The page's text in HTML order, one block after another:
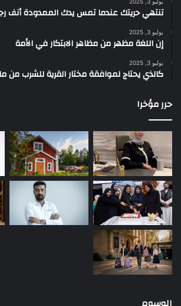
تنتهي حريتك عندما تمس يدك الممدودة أنف
يوليو 3, 2025
إن اللغة مظهر من مظاهر الابتكار في الأمة
يوليو 3, 2025
كالذي يحتاج لموافقة مختار القرية للشرب من
حرر مؤخرا